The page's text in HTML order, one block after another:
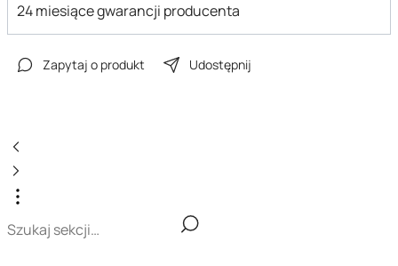
24 miesiące gwarancji producenta
Zapytaj o produkt Udostępnij